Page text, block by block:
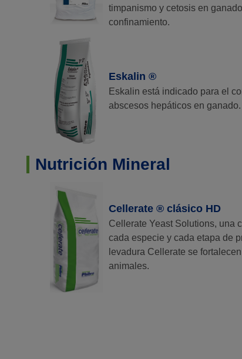
timpanismo y cetosis en
confinamiento.
Eskalin ®
Eskalin está indicado para el
abscesos hepáticos en ganado.
Nutrición Mineral
Cellerate ® clásico HD
Cellerate Yeast Solutions, una
cada especie y cada etapa de
levadura Cellerate se
animales.